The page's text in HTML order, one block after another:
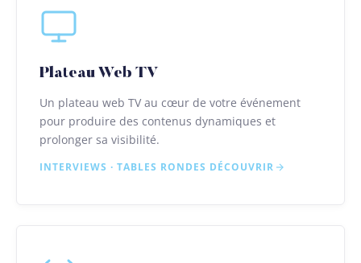
Plateau Web TV
Un plateau web TV au cœur de votre événement
pour produire des contenus dynamiques et
prolonger sa visibilité.
INTERVIEWS · TABLES RONDES DÉCOUVRIR